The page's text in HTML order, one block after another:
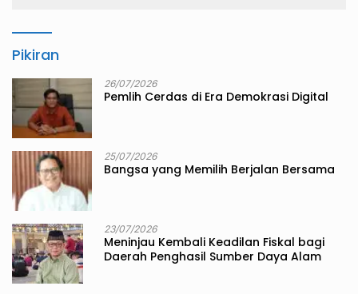
Pikiran
26/07/2026
Pemlih Cerdas di Era Demokrasi Digital
25/07/2026
Bangsa yang Memilih Berjalan Bersama
23/07/2026
Meninjau Kembali Keadilan Fiskal bagi
Daerah Penghasil Sumber Daya Alam